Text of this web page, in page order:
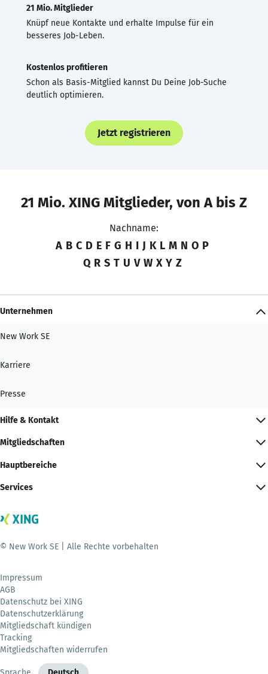
21 Mio. Mitglieder
Knüpf neue Kontakte und erhalte Impulse für ein
besseres Job-Leben.
Kostenlos profitieren
Schon als Basis-Mitglied kannst Du Deine Job-Suche
deutlich optimieren.
Jetzt registrieren
21 Mio. XING Mitglieder, von A bis Z
Nachname:
A B C D E F G H I J K L M N O P
Q R S T U V W X Y Z
Unternehmen
New Work SE
Karriere
Presse
Hilfe & Kontakt
Mitgliedschaften
Hauptbereiche
Services
© New Work SE | Alle Rechte vorbehalten
Impressum
AGB
Datenschutz bei XING
Datenschutzerklärung
Mitgliedschaft kündigen
Tracking
Mitgliedschaften widerrufen